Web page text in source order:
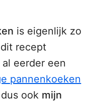
is eigenlijk zo
recept
eerder een
pannenkoeken
ook mijn